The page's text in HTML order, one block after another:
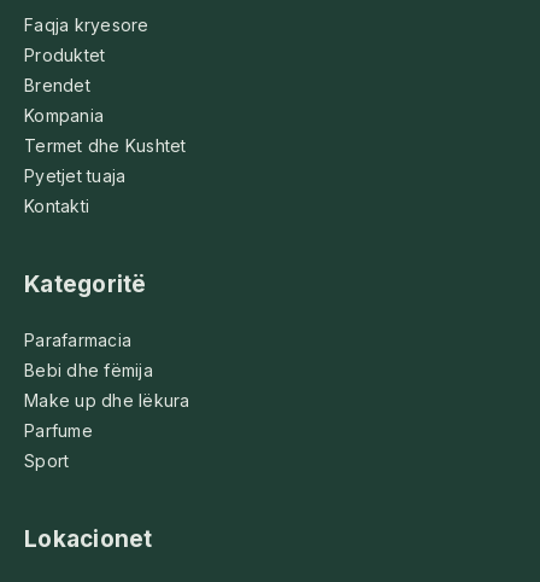
Faqja kryesore
Produktet
Brendet
Kompania
Termet dhe Kushtet
Pyetjet tuaja
Kontakti
Kategoritë
Parafarmacia
Bebi dhe fëmija
Make up dhe lëkura
Parfume
Sport
Lokacionet